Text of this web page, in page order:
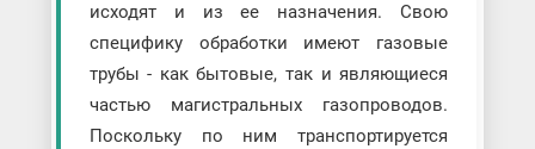
исходят и из ее назначения. Свою
специфику обработки имеют газовые
трубы - как бытовые, так и являющиеся
частью магистральных газопроводов.
Поскольку по ним транспортируется